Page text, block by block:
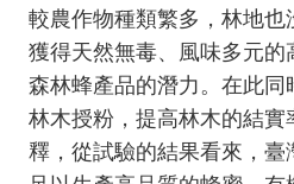
較農作物種類繁多，林地
獲得天然無毒、風味多元的
森林蜂產品的潛力。在此同
林木授粉，提高林木的結
釋，從試驗的結果看來，臺